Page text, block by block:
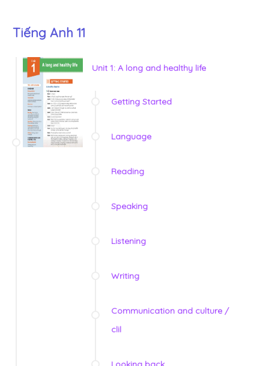
Tiếng Anh 11
Unit 1: A long and healthy life
Getting Started
Language
Reading
Speaking
Listening
Writing
Communication and culture /
clil